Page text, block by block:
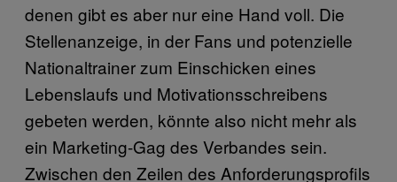
denen gibt es aber nur eine Hand voll. Die
Stellenanzeige, in der Fans und potenzielle
Nationaltrainer zum Einschicken eines
Lebenslaufs und Motivationsschreibens
gebeten werden, könnte also nicht mehr als
ein Marketing-Gag des Verbandes sein.
Zwischen den Zeilen des Anforderungsprofils